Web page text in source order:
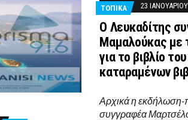
ΤΟΠΙΚΑ 23
Ο Λευκαδίτης
Μαμαλούκας με
για το βιβλίο
καταραμένων
Αρχικά η εκδήλωση-
συγγραφέα